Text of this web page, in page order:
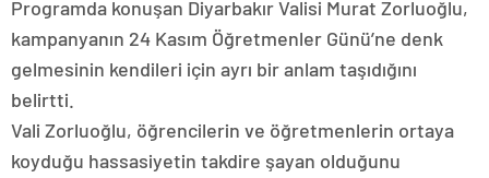
Programda konuşan Diyarbakır Valisi Murat Zorluoğlu,
kampanyanın 24 Kasım Öğretmenler Günü’ne denk
gelmesinin kendileri için ayrı bir anlam taşıdığını
belirtti.
Vali Zorluoğlu, öğrencilerin ve öğretmenlerin ortaya
koyduğu hassasiyetin takdire şayan olduğunu